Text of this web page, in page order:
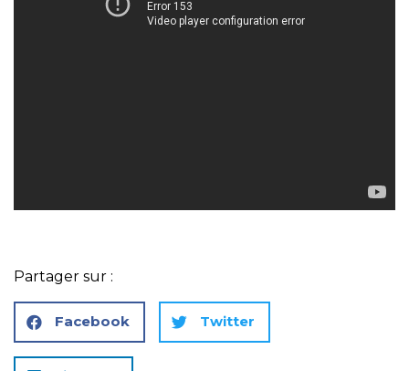
Partager sur :
Facebook Twitter